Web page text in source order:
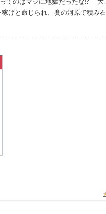
げと命じられ、賽の河原で積み